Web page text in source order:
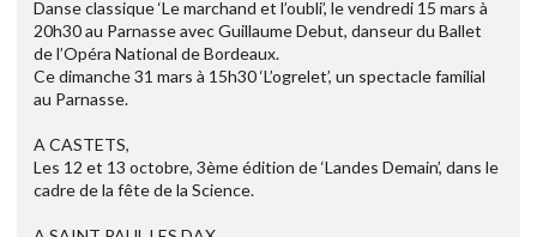
Danse classique ‘Le marchand et l’oubli’, le vendredi 15 mars à
20h30 au Parnasse avec Guillaume Debut, danseur du Ballet
de l’Opéra National de Bordeaux.
Ce dimanche 31 mars à 15h30 ‘L’ogrelet’, un spectacle familial
au Parnasse.
A CASTETS,
Les 12 et 13 octobre, 3ème édition de ‘Landes Demain’, dans le
cadre de la fête de la Science.